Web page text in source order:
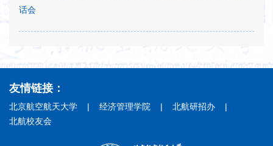
话会
友情链接：
北京航空航天大学 | 经济管理学院 | 北航研招办
|
北航校友会